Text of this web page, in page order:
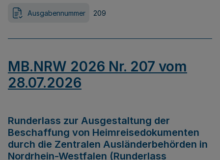
Ausgabennummer 209
MB.NRW 2026 Nr. 207 vom
28.07.2026
Runderlass zur Ausgestaltung der
Beschaffung von Heimreisedokumenten
durch die Zentralen Ausländerbehörden in
Nordrhein-Westfalen (Runderlass